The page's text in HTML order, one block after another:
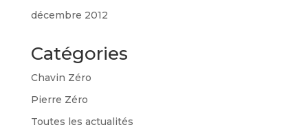
décembre 2012
Catégories
Chavin Zéro
Pierre Zéro
Toutes les actualités